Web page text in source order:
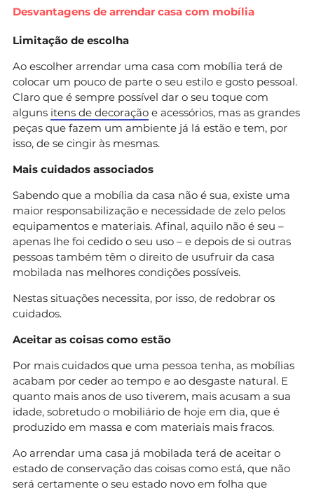
Desvantagens de arrendar casa com mobília
Limitação de escolha
Ao escolher arrendar uma casa com mobília terá de
colocar um pouco de parte o seu estilo e gosto pessoal.
Claro que é sempre possível dar o seu toque com
alguns itens de decoração e acessórios, mas as grandes
peças que fazem um ambiente já lá estão e tem, por
isso, de se cingir às mesmas.
Mais cuidados associados
Sabendo que a mobília da casa não é sua, existe uma
maior responsabilização e necessidade de zelo pelos
equipamentos e materiais. Afinal, aquilo não é seu –
apenas lhe foi cedido o seu uso – e depois de si outras
pessoas também têm o direito de usufruir da casa
mobilada nas melhores condições possíveis.
Nestas situações necessita, por isso, de redobrar os
cuidados.
Aceitar as coisas como estão
Por mais cuidados que uma pessoa tenha, as mobílias
acabam por ceder ao tempo e ao desgaste natural. E
quanto mais anos de uso tiverem, mais acusam a sua
idade, sobretudo o mobiliário de hoje em dia, que é
produzido em massa e com materiais mais fracos.
Ao arrendar uma casa já mobilada terá de aceitar o
estado de conservação das coisas como está, que não
será certamente o seu estado novo em folha que